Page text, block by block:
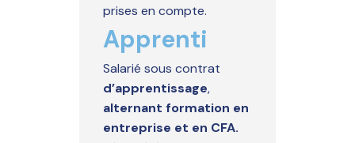
prises en compte.
Apprenti
Salarié sous contrat
d’apprentissage,
alternant formation en
entreprise et en CFA.